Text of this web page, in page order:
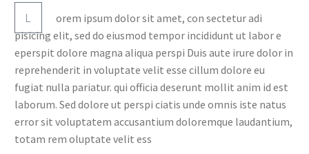
L
orem ipsum dolor sit amet, con sectetur adi
pisicing elit, sed do eiusmod tempor incididunt ut labor e
eperspit dolore magna aliqua perspi Duis aute irure dolor in
reprehenderit in voluptate velit esse cillum dolore eu
fugiat nulla pariatur. qui officia deserunt mollit anim id est
laborum. Sed dolore ut perspi ciatis unde omnis iste natus
error sit voluptatem accusantium doloremque laudantium,
totam rem oluptate velit ess